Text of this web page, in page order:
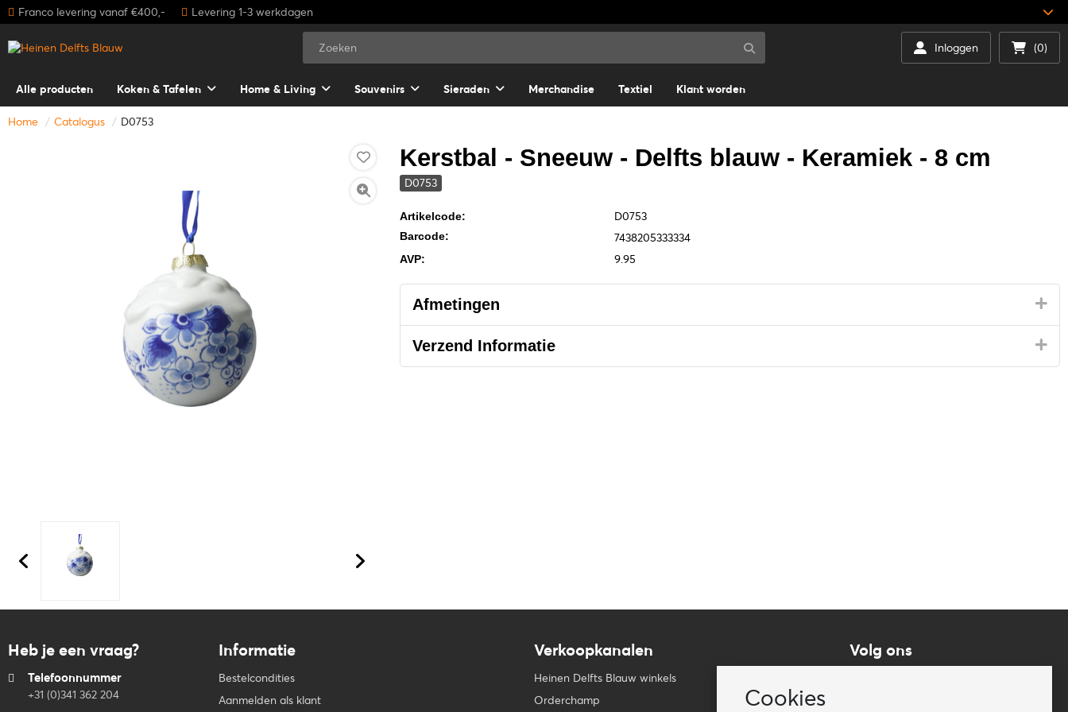
Cookies
Franco levering vanaf €400,- Levering 1-3 werkdagen
Inloggen (0)
Alle producten Koken & Tafelen Home & Living Souvenirs Sieraden Merchandise Textiel Klant worden
Home Catalogus D0753
Kerstbal - Sneeuw - Delfts blauw - Keramiek - 8 cm
D0753
Artikelcode: D0753
Barcode: 7438205333334
AVP: 9.95
Afmetingen
Verzend Informatie
Heb je een vraag?
Telefoonnummer
+31 (0)341 362 204
Informatie
Bestelcondities
Aanmelden als klant
Verkoopkanalen
Heinen Delfts Blauw winkels
Orderchamp
Volg ons